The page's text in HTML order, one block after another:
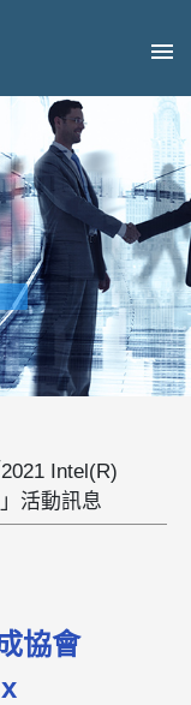
Intel(R)
活動訊息
協會